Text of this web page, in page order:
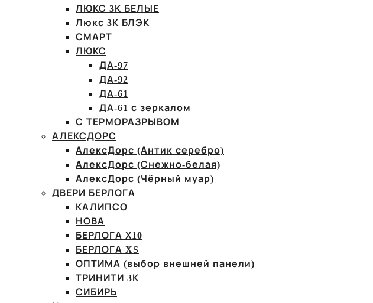
ЛЮКС 3К БЕЛЫЕ
Люкс 3К БЛЭК
СМАРТ
ЛЮКС
ДА-97
ДА-92
ДА-61
ДА-61 с зеркалом
С ТЕРМОРАЗРЫВОМ
АЛЕКСДОРС
АлексДорс (Антик серебро)
АлексДорс (Снежно-белая)
АлексДорс (Чёрный муар)
ДВЕРИ БЕРЛОГА
КАЛИПСО
НОВА
БЕРЛОГА Х10
БЕРЛОГА XS
ОПТИМА (выбор внешней панели)
ТРИНИТИ 3К
СИБИРЬ